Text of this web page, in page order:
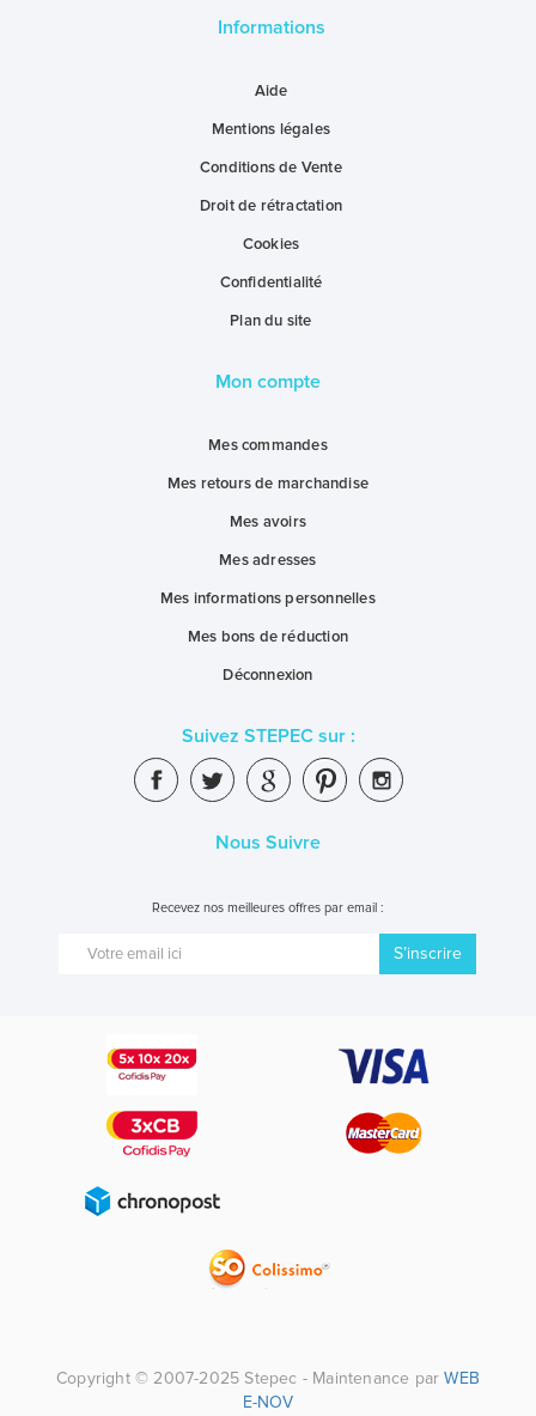
Informations
Aide
Mentions légales
Conditions de Vente
Droit de rétractation
Cookies
Confidentialité
Plan du site
Mon compte
Mes commandes
Mes retours de marchandise
Mes avoirs
Mes adresses
Mes informations personnelles
Mes bons de réduction
Déconnexion
Suivez STEPEC sur :
Nous Suivre
Recevez nos meilleures offres par email :
S’inscrire
Copyright © 2007-2025 Stepec - Maintenance parWEB
E-NOV